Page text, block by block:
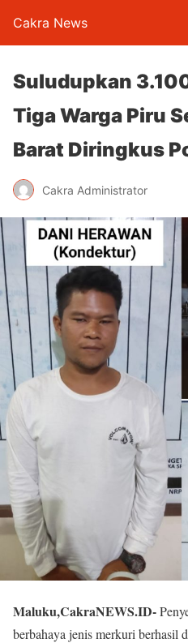
Cakra News
Suludupkan
Tiga Warga Piru
Barat Diringkus
Cakra Administrator
Maluku,CakraNEWS.ID-
berbahaya jenis merkuri berhasil